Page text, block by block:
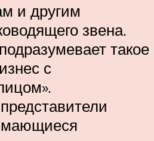
и другим
звена.
такое
с